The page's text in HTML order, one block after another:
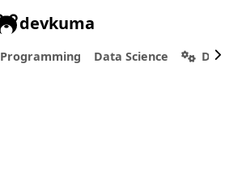
devkuma
Programming Data Science